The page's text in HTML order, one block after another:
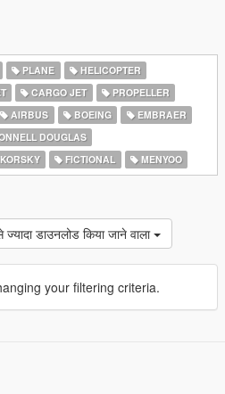
PLANE
HELICOPTER
CARGO JET
PROPELLER
AIRBUS BOEING
EMBRAER
DOUGLAS
FICTIONAL MENYOO
डाउनलोड किया जाने वाला
your filtering criteria.